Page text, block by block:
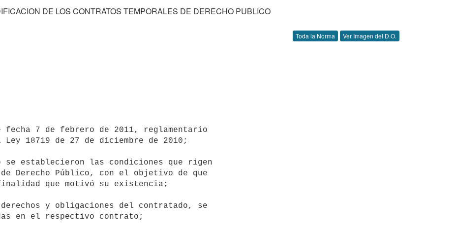
DE LOS CONTRATOS TEMPORALES DE DERECHO PUBLICO
Toda la Norma Ver Imagen del D.O.
fecha 7 de febrero de 2011, reglamentario
18719 de 27 de diciembre de 2010;
se establecieron las condiciones que rigen
Derecho Público, con el objetivo de que
que motivó su existencia;
y obligaciones del contratado, se
en el respectivo contrato;